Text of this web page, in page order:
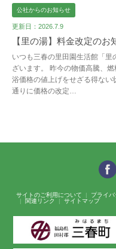
公社からのお知らせ
更新日：2026.7.9
【里の湯】料金改定のお
いつも三春の里田園生活館「
ざいます。 昨今の物価高騰、
浴価格の値上げをせざる得ない
通りに価格の改定…
サイトのご利用について プライ
関連リンク
サイトマップ